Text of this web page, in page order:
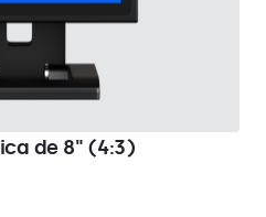
de 8" (4:3)